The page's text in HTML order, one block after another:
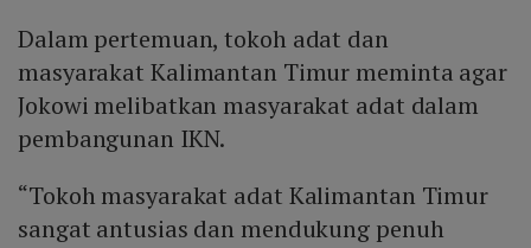
Dalam pertemuan, tokoh adat dan
masyarakat Kalimantan Timur meminta agar
Jokowi melibatkan masyarakat adat dalam
pembangunan IKN.
“Tokoh masyarakat adat Kalimantan Timur
sangat antusias dan mendukung penuh